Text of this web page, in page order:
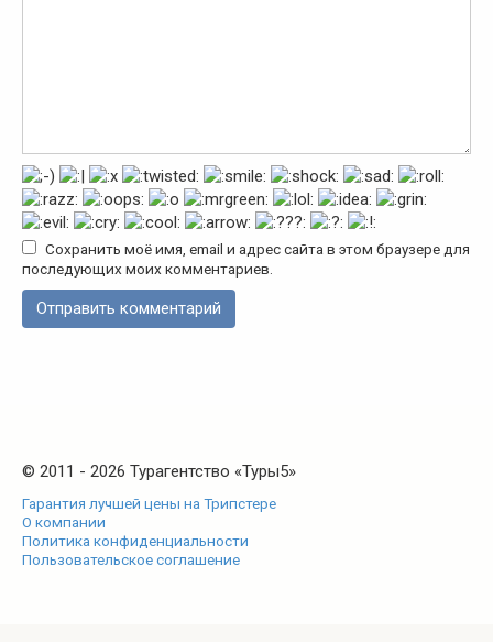
Сохранить моё имя, email и адрес сайта в этом браузере для
последующих моих комментариев.
© 2011 - 2026 Турагентство «Туры5»
Гарантия лучшей цены на Трипстере
О компании
Политика конфиденциальности
Пользовательское соглашение